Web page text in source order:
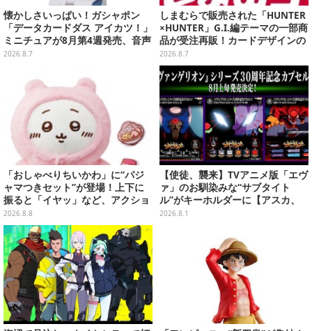
懐かしさいっぱい！ガシャポン
「データカードダス アイカツ！」
ミニチュアが8月第4週発売、音声
が流れる特別仕様も当たる
2026.8.7
しまむらで販売された「HUNTER
×HUNTER」G.I.編テーマの一部商
品が受注再販！カードデザインの
キーホルダーや、キルアたちのセ
リフ付ソックスなど
2026.8.7
「おしゃべりちいかわ」に“パジ
ャマつきセット”が登場！上下に
振ると「イヤッ」など、アクショ
ンに応じて喋ってくれる
2026.8.8
【使徒、襲来】TVアニメ版「エヴ
ァ」のお馴染みな“サブタイト
ル”がキーホルダーに【アスカ、
来日】
2026.8.1